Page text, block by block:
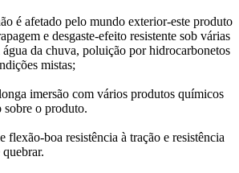
é afetado pelo mundo exterior-este produto
e desgaste-efeito resistente sob várias
da chuva, poluição por hidrocarbonetos
mistas;
imersão com vários produtos químicos
sobre o produto.
flexão-boa resistência à tração e resistência